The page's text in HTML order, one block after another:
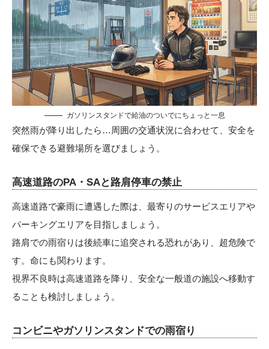
ガソリンスタンドで給油のついでにちょっと一息
突然雨が降り出したら…周囲の交通状況に合わせて、安全を
確保できる避難場所を選びましょう。
高速道路のPA・SAと路肩停車の禁止
高速道路で豪雨に遭遇した際は、最寄りのサービスエリアや
パーキングエリアを目指しましょう。
路肩での雨宿りは後続車に追突される恐れがあり、超危険で
す。命にも関わります。
視界不良時は高速道路を降り、安全な一般道の施設へ移動す
ることも検討しましょう。
コンビニやガソリンスタンドでの雨宿り